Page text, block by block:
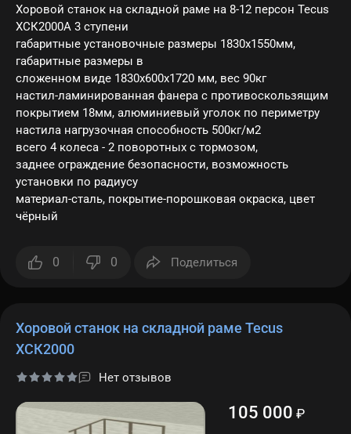
Хоровой станок на складной раме на 8-12 персон Tecus
ХСК2000A 3 ступени
габаритные установочные размеры 1830х1550мм,
габаритные размеры в
сложенном виде 1830х600х1720 мм, вес 90кг
настил-ламинированная фанера с противоскользящим
покрытием 18мм, алюминиевый уголок по периметру
настила нагрузочная способность 500кг/м2
всего 4 колеса - 2 поворотных с тормозом,
заднее ограждение безопасности, возможность
установки по радиусу
материал-сталь, покрытие-порошковая окраска, цвет
чёрный
0 0 Поделиться
Хоровой станок на складной раме Tecus
ХСК2000
Нет отзывов
105 000 ₽